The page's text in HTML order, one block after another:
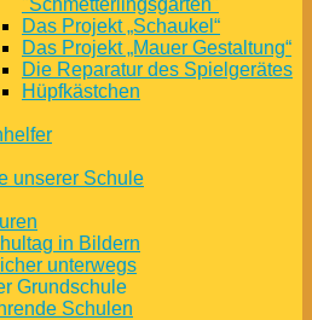
"Schmetterlingsgarten"
Das Projekt „Schaukel“
Das Projekt „Mauer Gestaltung“
Die Reparatur des Spielgerätes
Hüpfkästchen
unserer Schule
in Bildern
unterwegs
Grundschule
Schulen